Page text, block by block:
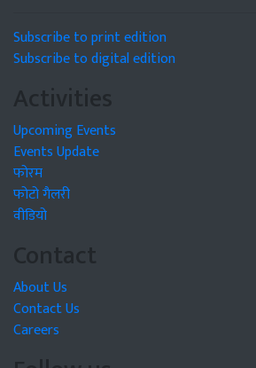
Subscribe to print edition
Subscribe to digital edition
Activities
Upcoming Events
Events Update
फोरम
फोटो गैलरी
वीडियो
Contact
About Us
Contact Us
Careers